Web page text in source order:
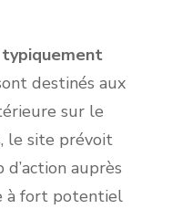
destinés aux
sur le
le site prévoit
auprès
à fort potentiel